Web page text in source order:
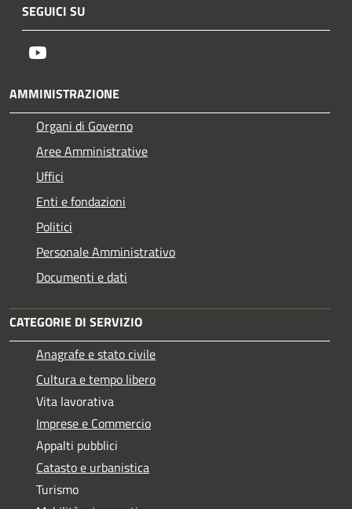
SEGUICI SU
AMMINISTRAZIONE
Organi di Governo
Aree Amministrative
Uffici
Enti e fondazioni
Politici
Personale Amministrativo
Documenti e dati
CATEGORIE DI SERVIZIO
Anagrafe e stato civile
Cultura e tempo libero
Vita lavorativa
Imprese e Commercio
Appalti pubblici
Catasto e urbanistica
Turismo